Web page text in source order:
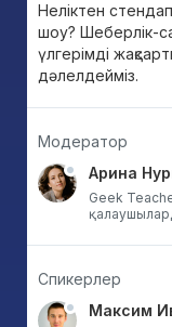
Неліктен
шоу? Шеберлік-
үлгерімді
дәлелдейміз.
Модератор
Арина
Geek
Спикерлер
Максим